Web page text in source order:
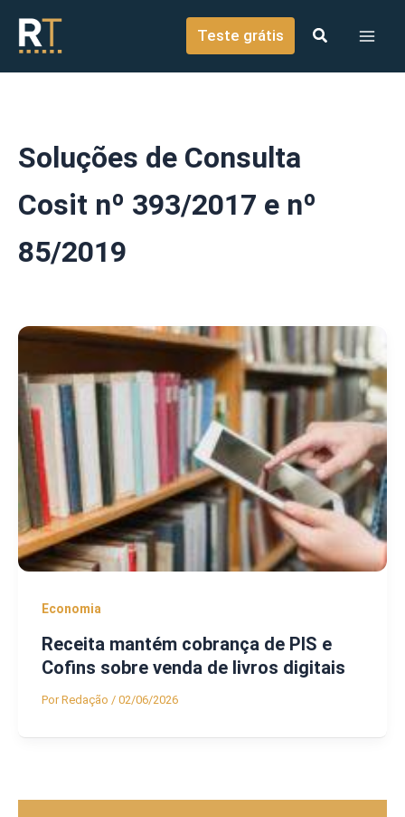
conteúdo
Teste grátis
Soluções de Consulta
Cosit nº 393/2017 e nº
85/2019
Economia
Receita mantém cobrança de PIS e
Cofins sobre venda de livros digitais
PorRedação / 02/06/2026